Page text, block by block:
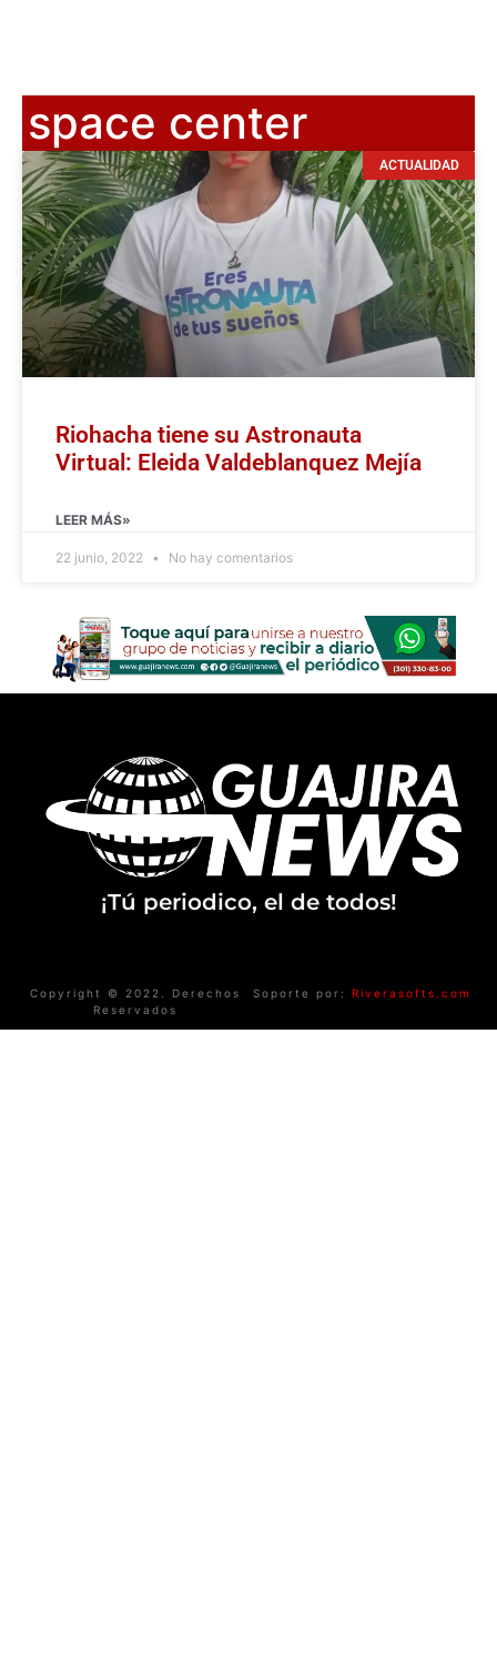
space center
ACTUALIDAD
Riohacha tiene su Astronauta
Virtual: Eleida Valdeblanquez Mejía
LEER MÁS»
22 junio, 2022 No hay comentarios
¡Tú periodico, el de todos!
Copyright © 2022. Derechos
Reservados
Soporte por: Riverasofts.com